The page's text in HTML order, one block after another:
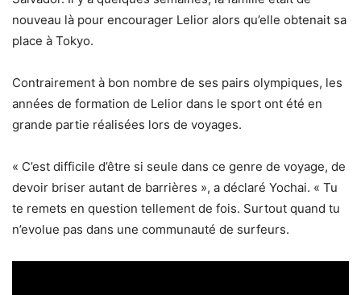
nouveau là pour encourager Lelior alors qu’elle obtenait sa
place à Tokyo.
Contrairement à bon nombre de ses pairs olympiques, les
années de formation de Lelior dans le sport ont été en
grande partie réalisées lors de voyages.
« C’est difficile d’être si seule dans ce genre de voyage, de
devoir briser autant de barrières », a déclaré Yochai. « Tu
te remets en question tellement de fois. Surtout quand tu
n’evolue pas dans une communauté de surfeurs.